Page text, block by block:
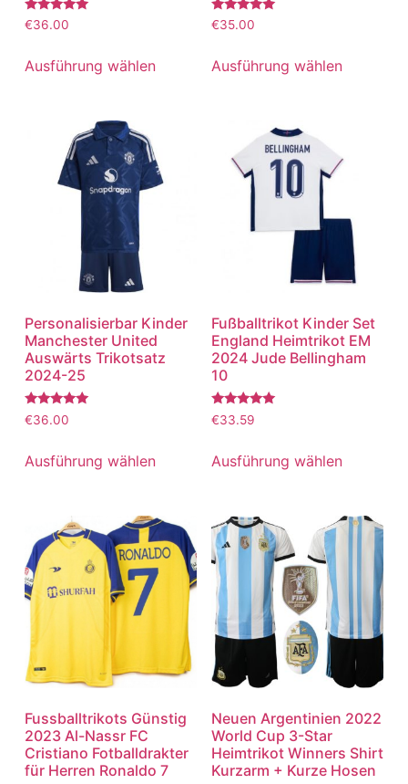
Bewertet
mit
von 5
€36.00
Ausführung wählen
Bewertet
mit
von 5
€35.00
Ausführung wählen
Personalisierbar Kinder
Manchester United
Auswärts Trikotsatz
2024-25
Bewertet
mit
von 5
€36.00
Ausführung wählen
Fußballtrikot Kinder Set
England Heimtrikot EM
2024 Jude Bellingham
10
Bewertet
mit
von 5
€33.59
Ausführung wählen
Fussballtrikots Günstig
2023 Al-Nassr FC
Cristiano Fotballdrakter
für Herren Ronaldo 7
Neuen Argentinien 2022
World Cup 3-Star
Heimtrikot Winners Shirt
Kurzarm + Kurze Hosen